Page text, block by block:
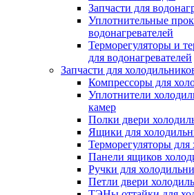
Запчасти для
Уплотнительные
водонагревателей
Терморегуляторы и
для водонагревателей
Запчасти для
Компрессоры для
Уплотнители
камер
Полки двери
Ящики для
Терморегуляторы для
Панели ящиков
Ручки для
Петли двери